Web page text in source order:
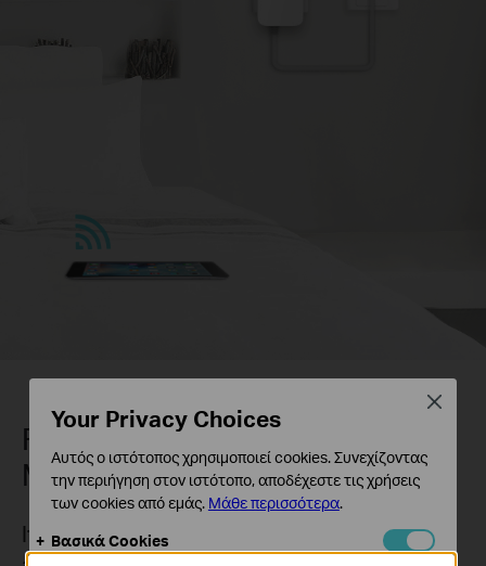
Flexibly Create Whole Home
Mesh WiFi
If you have any dead zones at home, just add
Your Privacy Choices
Αυτός ο ιστότοπος χρησιμοποιεί cookies. Συνεχίζοντας
την περιήγηση στον ιστότοπο, αποδέχεστε τις χρήσεις
των cookies από εμάς. Μάθε περισσότερα.
Βασικά Cookies
Close